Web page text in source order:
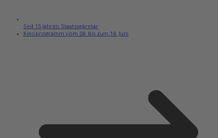
Seit 15 Jahren Staatssekretär
Kinoprogramm vom 08. bis zum 14. Juni